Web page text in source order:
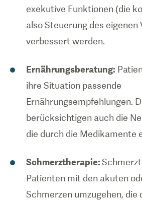
exekutive Funktionen (die
also Steuerung des eigenen
verbessert werden.
Ernährungsberatung:
ihre Situation passende
Ernährungsempfehlungen.
berücksichtigen auch die
die durch die Medikamente
Schmerztherapie:
Patienten mit den akuten
Schmerzen umzugehen, die